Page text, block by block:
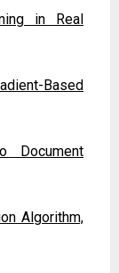
in Real
Based
Document
Algorithm,